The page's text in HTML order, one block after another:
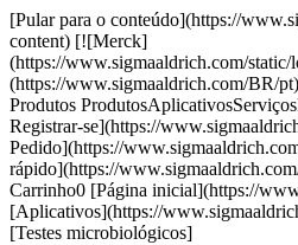
[Pular para o conteúdo](https://www.sigmaaldrich.com#main-content) [![Merck](https://www.sigmaaldrich.com/static/logos/purple/merck.svg)](https://www.sigmaaldrich.com/BR/pt) Produtos Carrinho0 BRPT Produtos ProdutosAplicativosServiçosRecursosSuporte [Login / Registrar-se](https://www.sigmaaldrich.com/oidc-sign-in) [Nº do Pedido](https://www.sigmaaldrich.com/BR/pt/order-lookup) [Pedido rápido](https://www.sigmaaldrich.com/BR/pt/quick-order) Carrinho0 [Página inicial](https://www.sigmaaldrich.com/BR/pt)[Aplicativos](https://www.sigmaaldrich.com/BR/pt/applications)[Testes microbiológicos](https://www.sigmaaldrich.com/BR/pt/applications/microbiological-testing)Preparação de meios de cultura microbiana # Preparação de meios de cultura microbiana ![Meios de cultura líquidos sendo despejados em uma placa de Petri estéril](https://www.sigmaaldrich.com/content/dam/cms-commons/sigmaaldrich/marketing/global/images/applications/microbiological-testing/microbial-culture-media-preparation.jpg "Microbial culture media preparation") A preparação de meios de cultura microbiana é o processo de mistura de nutrientes, agentes para tamponamento e manutenção do equilíbrio osmótico, bem como inibidores ou indicadores seletivos para criar um ágar ou caldo que suporte o crescimento e a diferenciação de microrganismos. A preparação de meios de cultura microbiana é uma tarefa de rotina no monitoramento regular de micróbios patogênicos e de deterioração em testes microbiológicos. * * * ## Produtos relacionados Slide 1 of 15 1 of 4 [![GranuCult® BPW GranuCult® prime, ISO 19250, ISO 6579-1, ISO 21528-1, ISO 22964, FDA-BAM, EP, granular, pkg of 0.5-25 kg](https://www.sigmaaldrich.com/deepweb/assets/sigmaaldrich/product/images/421/938/d5697a73-a483-4db7-ad3d-f9182cb996b2/640/d5697a73-a483-4db7-ad3d-f9182cb996b2.jpg) \ Millipore \ 1.07228 \ GranuCult® BPW](https://www.sigmaaldrich.com/BR/pt/product/mm/107228) Visualização rápida [![Ágar de soja tríptica - meio de cultura desidratado GranuCult® prime, EP, USP, JP, ISO 11133, FDA (BAM), granular, suitable for microbiology](https://www.sigmaaldrich.com/deepweb/assets/sigmaaldrich/product/images/295/209/27e42456-0eb4-4281-8870-c5b50448ab81/640/27e42456-0eb4-4281-8870-c5b50448ab81.jpg) \ Millipore \ 1.05458 \ Ágar de soja tríptica - meio de cultura desidratado](https://www.sigmaaldrich.com/BR/pt/product/mm/105458) Visualização rápida [![Ágar para contagem em placa GranuCult® prime, ISO 4833, IFU, ISO 17410, FDA-BAM, granular, suitable for food and beverages](https://www.sigmaaldrich.com/deepweb/assets/sigmaaldrich/product/images/251/110/c1383e21-a0ad-434c-ad58-d2f1b1d1e1c1/640/c1383e21-a0ad-434c-ad58-d2f1b1d1e1c1.jpg) \ Millipore \ 1.05463 \ Ágar para contagem em placa](https://www.sigmaaldrich.com/BR/pt/product/mm/105463) Visualização rápida [![Ágar Sabouraud Dextrose GranuCult® prime, Dextrose 4 %, EP 5.6, USP 29, JP 4.05, granular, for yeasts, for molds, pack of 500 g and 5 kg](https://www.sigmaaldrich.com/deepweb/assets/sigmaaldrich/product/images/157/197/ce32c30d-52be-4d77-bbda-4fcde4ee3aea/640/ce32c30d-52be-4d77-bbda-4fcde4ee3aea.jpg) \ Millipore \ 1.05438 \ Ágar Sabouraud Dextrose](https://www.sigmaaldrich.com/BR/pt/product/mm/105438) Visualização rápida [![Ágar extrato de levedura glicose cloranfenicol FIL-IDF GranuCult® plus GranuCult® plus, FIL-IDF, for yeasts, for molds, granular, suitable for microbiology, pack of 500 g](https://www.sigmaaldrich.com/deepweb/assets/sigmaaldrich/product/images/371/314/58d71841-c37b-4b39-a13b-e979b6c7c6ae/640/58d71841-c37b-4b39-a13b-e979b6c7c6ae.jpg) \ Millipore \ 1.16000 \ Ágar extrato de levedura glicose cloranfenicol FIL-IDF GranuCult® plus](https://www.sigmaaldrich.com/BR/pt/product/mm/116000) Visualização rápida [![Ágar batata-dextrose GranuCult® prime, USP, APHA, granular, suitable for pharmaceutical](https://www.sigmaaldrich.com/deepweb/assets/sigmaaldrich/product/images/842/036/099f3b78-7770-4c4f-9888-7621c8d48c0e/640/099f3b78-7770-4c4f-9888-7621c8d48c0e.jpg) \ Millipore \ 1.10130 \ Ágar batata-dextrose](https://www.sigmaaldrich.com/BR/pt/product/mm/110130) Visualização rápida [![Extrato de levedura suitable for microbiology, medium granules](https://www.sigmaaldrich.com/deepweb/assets/sigmaaldrich/product/images/421/214/8cf684d8-0664-4db8-8f94-7ca6fb98bdf1/640/8cf684d8-0664-4db8-8f94-7ca6fb98bdf1.jpg) \ Millipore \ 1.03753 \ Extrato de levedura](https://www.sigmaaldrich.com/BR/pt/product/mm/103753) Visualização rápida [![Peptona de caseína (triptona) Pancreatically Digested, (Granulated), (Prime), 3.0-5.0% Amino Nitrogen, 12.0 -14.0% Nitrogen](https://www.sigmaaldrich.com/deepweb/assets/sigmaaldrich/product/images/190/435/ccde5b0a-b254-4b22-a2da-8eb7852b3a80/640/ccde5b0a-b254-4b22-a2da-8eb7852b3a80.jpg) \ Millipore \ 1.07213 \ Peptona de caseína (triptona)](https://www.sigmaaldrich.com/BR/pt/product/mm/107213) Visualização rápida [![Fermtech® Peptone from Soy For Biotechnology, Suitable for Fermentation Technology](https://www.sigmaaldrich.com/deepweb/assets/sigmaaldrich/product/images/421/938/d5697a73-a483-4db7-ad3d-f9182cb996b2/640/d5697a73-a483-4db7-ad3d-f9182cb996b2.jpg) \ Millipore \ 1.11932 \ Fermtech® Peptone from Soy](https://www.sigmaaldrich.com/BR/pt/product/mm/111932) Visualização rápida [![Peptona Microbiologically tested.](https://www.sigmaaldrich.com/deepweb/assets/sigmaaldrich/product/images/265/509/8b28bb5b-cc4c-4204-bf65-231af1428a78/640/8b28bb5b-cc4c-4204-bf65-231af1428a78.jpg) \ Millipore \ T7293 \ Peptona](https://www.sigmaaldrich.com/BR/pt/product/sial/t7293) Visualização rápida [![Gelatina medium gel strength, suitable for microbiology](https://www.sigmaaldrich.com/deepweb/assets/sigmaaldrich/product/images/723/816/6d9e83a7-6fa1-46b4-b766-9581649e5f52/640/6d9e83a7-6fa1-46b4-b766-9581649e5f52.jpg) \ Millipore \ 48722 \ Gelatina](https://www.sigmaaldrich.com/BR/pt/product/sial/48722) Visualização rápida [![Casein acid hydrolysate vitamin free suitable for